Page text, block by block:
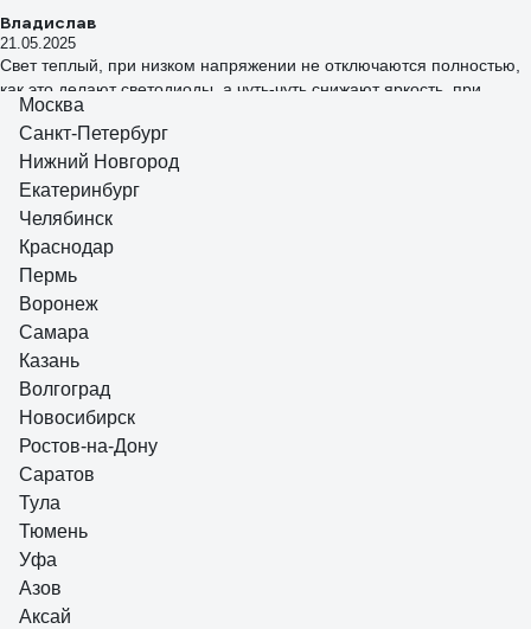
Владислав
21.05.2025
Свет теплый, при низком напряжении не отключаются полностью,
как это делают светодиоды, а чуть-чуть снижают яркость, при
долгой эксплуатации не снижается световой поток, нет
стробоскопического эффекта (для меня этот фактор ключевой,
поскольку мерцание подсведки экрана накладывается на
мерцание лампы /если это светодиод/ и глаза устают.
16 отзывов
Отзыв об эпре Navigator NB-ETL-140-BA3 82435
Сергей А.
Эффектно рвануло!!! И всего за 193 рубля!!! Мне понравилось!!!
Москва
Санкт-Петербург
Нижний Новгород
Екатеринбург
Челябинск
Краснодар
Пермь
Воронеж
Самара
Казань
Волгоград
Новосибирск
Ростов-на-Дону
Саратов
Тула
Тюмень
Уфа
Азов
Аксай